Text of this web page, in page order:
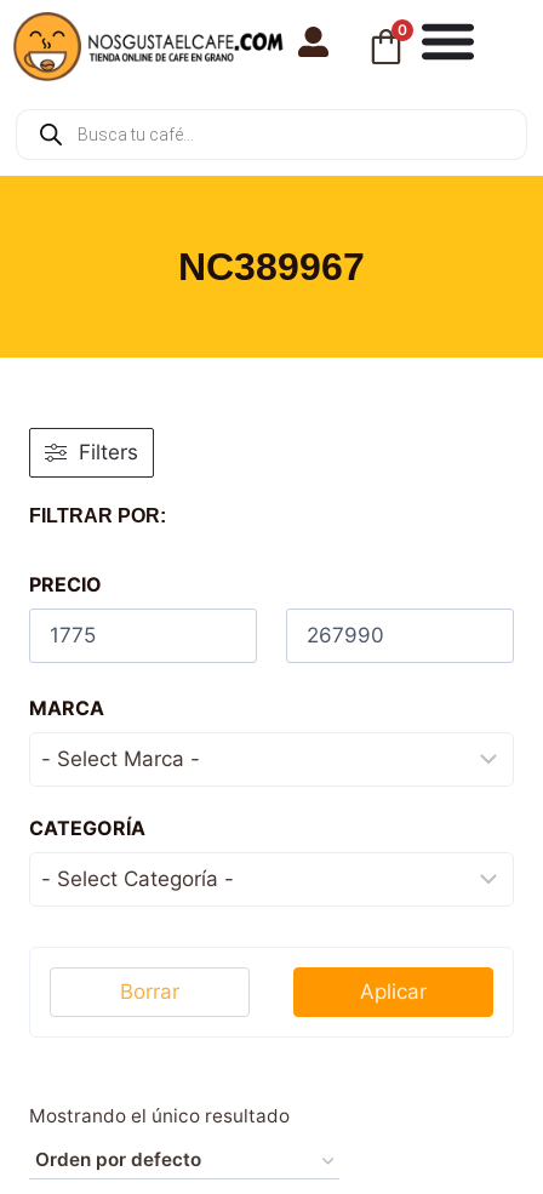
0
NC389967
Mostrando el único resultado
Filters
FILTRAR POR:
PRECIO
MARCA
CATEGORÍA
Aplicar
Borrar